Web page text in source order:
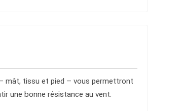
mât, tissu et pied – vous permettront
une bonne résistance au vent.